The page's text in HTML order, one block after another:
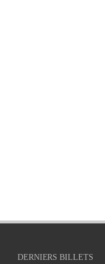
DERNIERS BILLETS